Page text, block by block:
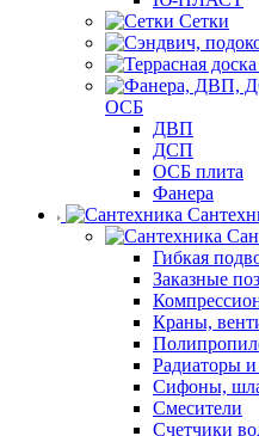
Сетки
ОСБ
ДВП
ДСП
ОСБ плита
Фанера
Гибкая
Заказные
Краны,
Радиаторы
Сифоны,
Смесители
Счетчики